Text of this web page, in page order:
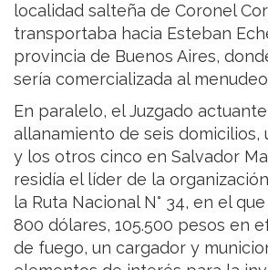
localidad salteña de Coronel
transportaba hacia Esteban
provincia de Buenos Aires,
sería comercializada al
En paralelo, el Juzgado
allanamiento de seis domicilios,
y los otros cinco en Salvador
residía el líder de la
la Ruta Nacional N° 34, en el
800 dólares, 105.500 pesos en
de fuego, un cargador y